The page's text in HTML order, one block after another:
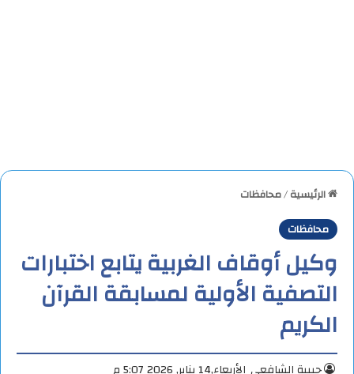
الرئيسية/محافظات
محافظات
وكيل أوقاف الغربية يتابع اختبارات
التصفية الأولية لمسابقة القرآن
الكريم